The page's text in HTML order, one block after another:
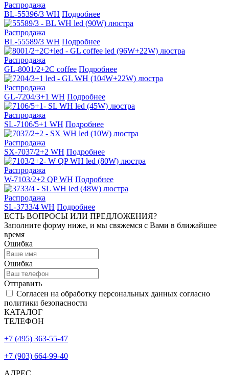
Распродажа
BL-55396/3 WH Подробнее
Распродажа
BL-55589/3 WH Подробнее
Распродажа
GL-8001/2+2C coffee Подробнее
Распродажа
GL-7204/3+1 WH Подробнее
Распродажа
SL-7106/5+1 WH Подробнее
Распродажа
SX-7037/2+2 WH Подробнее
Распродажа
W-7103/2+2 QP WH Подробнее
Распродажа
SL-3733/4 WH Подробнее
ЕСТЬ ВОПРОСЫ ИЛИ ПРЕДЛОЖЕНИЯ?
Заполните форму ниже, и мы свяжемся с Вами в ближайшее
время
Ошибка
Ошибка
Отправить
Согласен на обработку персональных данных согласно
политики безопасности
КАТАЛОГ
ТЕЛЕФОН
+7 (495) 363-55-47
+7 (903) 664-99-40